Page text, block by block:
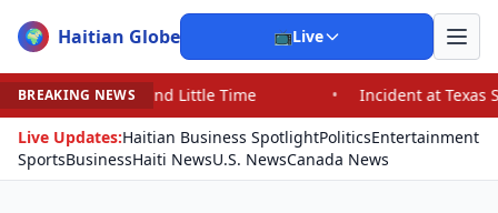
🌍 Haitian Globe 📺Live
BREAKING NEWS
•
Incident at Texas School Underscores Concerns
Live Updates:Haitian Business SpotlightPoliticsEntertainment
SportsBusinessHaiti NewsU.S. NewsCanada News